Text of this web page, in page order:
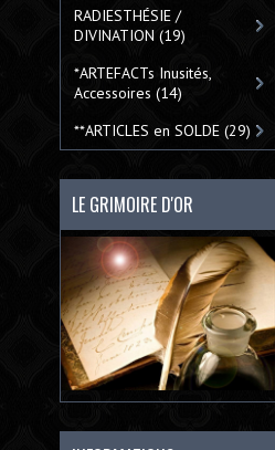
RADIESTHÉSIE /
DIVINATION (19)
*ARTEFACTs Inusités,
Accessoires (14)
**ARTICLES en SOLDE(29)
LE GRIMOIRE D'OR